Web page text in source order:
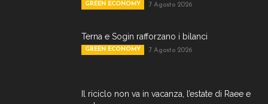
GREEN ECONOMY 7 Agosto 2026
Terna e Sogin rafforzano i bilanci
GREEN ECONOMY 7 Agosto 2026
Il riciclo non va in vacanza, l’estate di Raee e